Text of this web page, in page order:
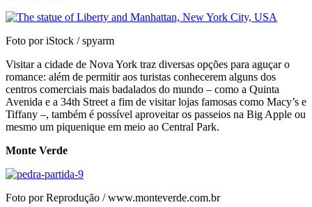
Foto por iStock / spyarm
Visitar a cidade de Nova York traz diversas opções para aguçar o
romance: além de permitir aos turistas conhecerem alguns dos
centros comerciais mais badalados do mundo – como a Quinta
Avenida e a 34th Street a fim de visitar lojas famosas como Macy’s e
Tiffany –, também é possível aproveitar os passeios na Big Apple ou
mesmo um piquenique em meio ao Central Park.
Monte Verde
Foto por Reprodução / www.monteverde.com.br